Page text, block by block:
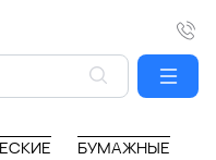
БУМАЖНЫЕ